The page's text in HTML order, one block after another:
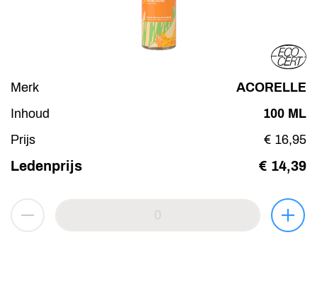
Merk
ACORELLE
Inhoud
100 ML
Prijs
€ 16,95
Ledenprijs € 14,39